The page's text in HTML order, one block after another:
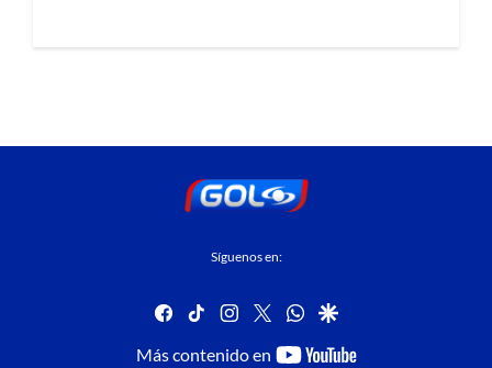
Síguenos en:
facebook
tiktok instagram
twitterwhatsapp
google
Más contenido en
youtube-